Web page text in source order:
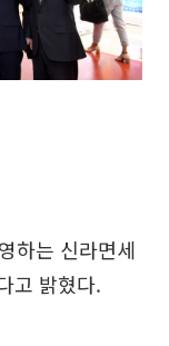
하는 신라면세
고 밝혔다.